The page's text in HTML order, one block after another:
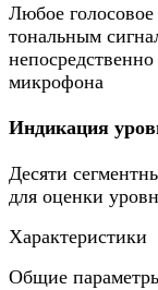
Любое
тональным
микрофона
Индикация
Десяти
для оценки
Характеристики
Общие